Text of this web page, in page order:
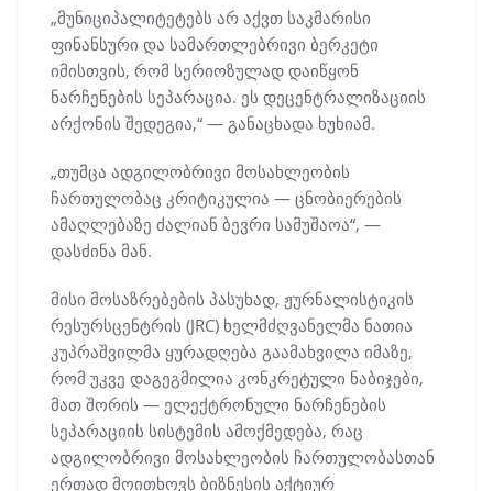
„მუნიციპალიტეტებს არ აქვთ საკმარისი
ფინანსური და სამართლებრივი ბერკეტი
იმისთვის, რომ სერიოზულად დაიწყონ
ნარჩენების სეპარაცია. ეს დეცენტრალიზაციის
არქონის შედეგია,“ — განაცხადა ხუხიამ.
„თუმცა ადგილობრივი მოსახლეობის
ჩართულობაც კრიტიკულია — ცნობიერების
ამაღლებაზე ძალიან ბევრი სამუშაოა“, —
დასძინა მან.
მისი მოსაზრებების პასუხად, ჟურნალისტიკის
რესურსცენტრის (JRC) ხელმძღვანელმა ნათია
კუპრაშვილმა ყურადღება გაამახვილა იმაზე,
რომ უკვე დაგეგმილია კონკრეტული ნაბიჯები,
მათ შორის — ელექტრონული ნარჩენების
სეპარაციის სისტემის ამოქმედება, რაც
ადგილობრივი მოსახლეობის ჩართულობასთან
ერთად მოითხოვს ბიზნესის აქტიურ